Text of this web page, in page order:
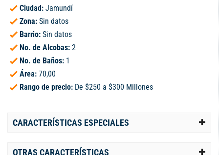
Ciudad: Jamundí
Zona: Sin datos
Barrio: Sin datos
No. de Alcobas: 2
No. de Baños: 1
Área: 70,00
Rango de precio: De $250 a $300 Millones
CARACTERÍSTICAS ESPECIALES
OTRAS CARACTERÍSTICAS